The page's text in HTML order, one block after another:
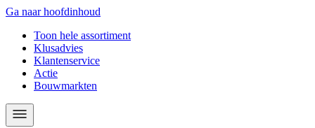
Ga naar hoofdinhoud
Toon hele assortiment
Klusadvies
Klantenservice
Actie
Bouwmarkten